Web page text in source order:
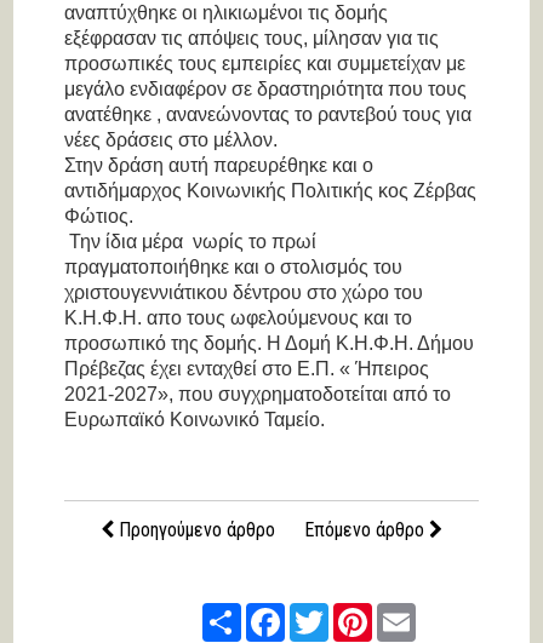
αναπτύχθηκε οι ηλικιωμένοι τις δομής
εξέφρασαν τις απόψεις τους, μίλησαν για τις
προσωπικές τους εμπειρίες και συμμετείχαν με
μεγάλο ενδιαφέρον σε δραστηριότητα που τους
ανατέθηκε , ανανεώνοντας το ραντεβού τους για
νέες δράσεις στο μέλλον.
Στην δράση αυτή παρευρέθηκε και ο
αντιδήμαρχος Κοινωνικής Πολιτικής κος Ζέρβας
Φώτιος.
Την ίδια μέρα νωρίς το πρωί
πραγματοποιήθηκε και ο στολισμός του
χριστουγεννιάτικου δέντρου στο χώρο του
Κ.Η.Φ.Η. απο τους ωφελούμενους και το
προσωπικό της δομής. Η Δομή Κ.Η.Φ.Η. Δήμου
Πρέβεζας έχει ενταχθεί στο Ε.Π. « Ήπειρος
2021-2027», που συγχρηματοδοτείται από το
Ευρωπαϊκό Κοινωνικό Ταμείο.
Προηγούμενο άρθρο Επόμενο άρθρο
ShareFacebook
TwitterPinterestEmail